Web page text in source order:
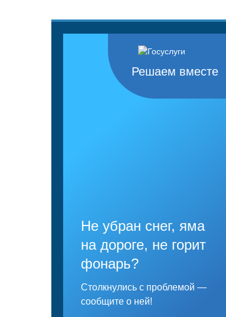
Решаем вместе
Не убран снег, яма
на дороге, не горит
фонарь?
Столкнулись с проблемой —
сообщите о ней!